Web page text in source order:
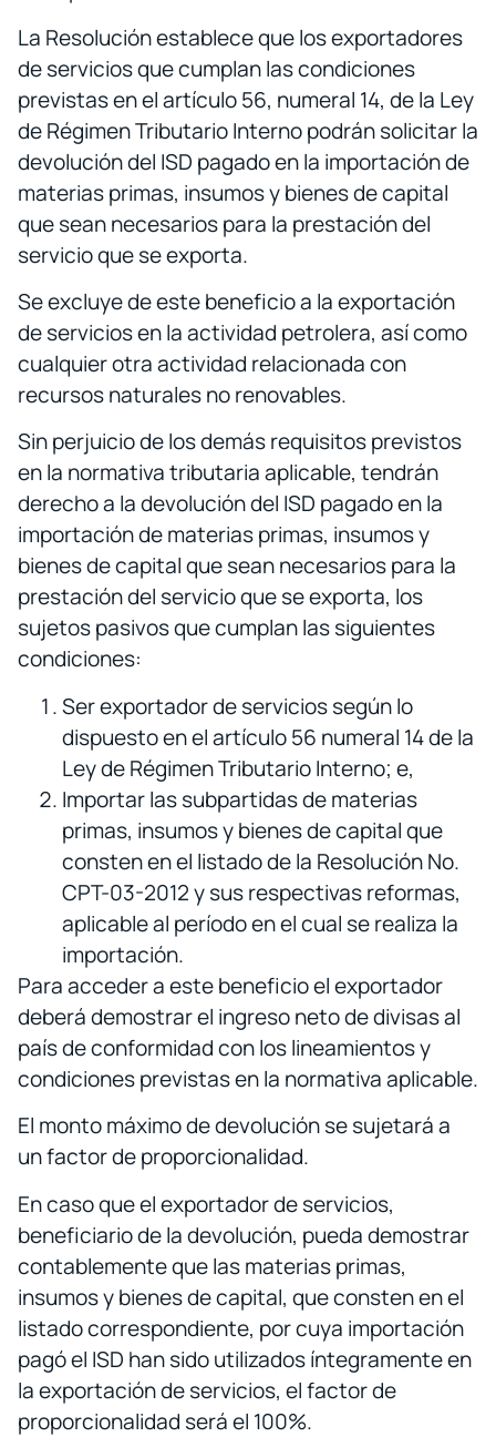
La Resolución establece que los exportadores
de servicios que cumplan las condiciones
previstas en el artículo 56, numeral 14, de la Ley
de Régimen Tributario Interno podrán solicitar la
devolución del ISD pagado en la importación de
materias primas, insumos y bienes de capital
que sean necesarios para la prestación del
servicio que se exporta.
Se excluye de este beneficio a la exportación
de servicios en la actividad petrolera, así como
cualquier otra actividad relacionada con
recursos naturales no renovables.
Sin perjuicio de los demás requisitos previstos
en la normativa tributaria aplicable, tendrán
derecho a la devolución del ISD pagado en la
importación de materias primas, insumos y
bienes de capital que sean necesarios para la
prestación del servicio que se exporta, los
sujetos pasivos que cumplan las siguientes
condiciones:
Ser exportador de servicios según lo
dispuesto en el artículo 56 numeral 14 de la
Ley de Régimen Tributario Interno; e,
Importar las subpartidas de materias
primas, insumos y bienes de capital que
consten en el listado de la Resolución No.
CPT-03-2012 y sus respectivas reformas,
aplicable al período en el cual se realiza la
importación.
Para acceder a este beneficio el exportador
deberá demostrar el ingreso neto de divisas al
país de conformidad con los lineamientos y
condiciones previstas en la normativa aplicable.
El monto máximo de devolución se sujetará a
un factor de proporcionalidad.
En caso que el exportador de servicios,
beneficiario de la devolución, pueda demostrar
contablemente que las materias primas,
insumos y bienes de capital, que consten en el
listado correspondiente, por cuya importación
pagó el ISD han sido utilizados íntegramente en
la exportación de servicios, el factor de
proporcionalidad será el 100%.